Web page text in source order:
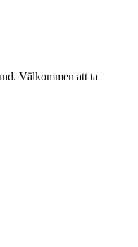
Välkommen att ta